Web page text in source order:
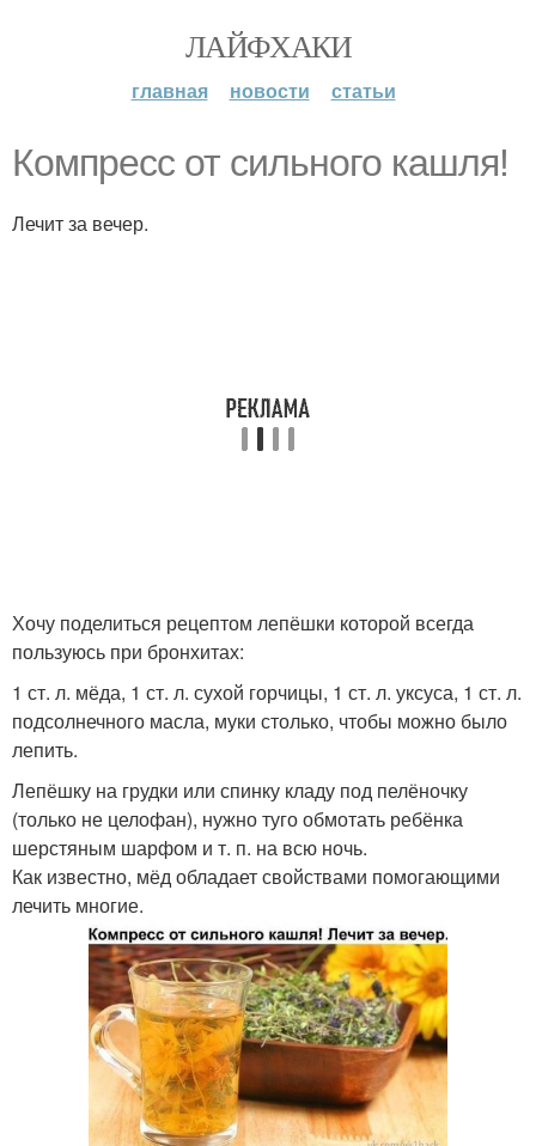
ЛАЙФХАКИ
главная новости статьи
Компресс от сильного кашля!
Лечит за вечер.
Хочу поделиться рецептом лепёшки которой всегда
пользуюсь при бронхитах:
1 ст. л. мёда, 1 ст. л. сухой горчицы, 1 ст. л. уксуса, 1 ст. л.
подсолнечного масла, муки столько, чтобы можно было
лепить.
Лепёшку на грудки или спинку кладу под пелёночку
(только не целофан), нужно туго обмотать ребёнка
шерстяным шарфом и т. п. на всю ночь.
Как известно, мёд обладает свойствами помогающими
лечить многие.